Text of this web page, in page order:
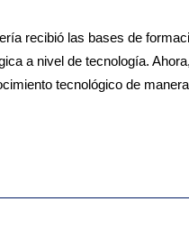
recibió las bases de
a nivel de tecnología.
tecnológico de